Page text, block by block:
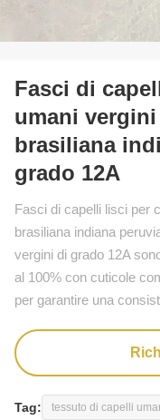
Fasci di
umani
brasiliana
grado 12A
Fasci di capelli lisci per
brasiliana indiana
vergini di grado 12A
al 100% con cuticole
per garantire una
Tag: tessuto di capelli